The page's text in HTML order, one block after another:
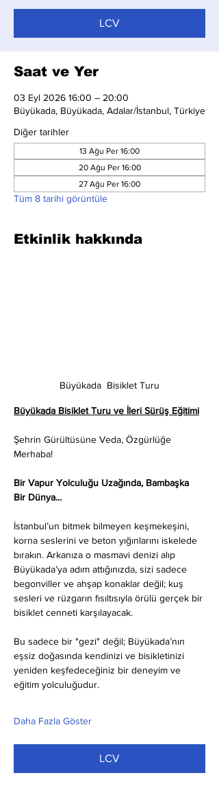
LCV
Saat ve Yer
03 Eyl 2026 16:00 – 20:00
Büyükada, Büyükada, Adalar/İstanbul, Türkiye
Diğer tarihler
13 Ağu Per 16:00
20 Ağu Per 16:00
27 Ağu Per 16:00
Tüm 8 tarihi görüntüle
Etkinlik hakkında
Büyükada  Bisiklet Turu
Büyükada Bisiklet Turu ve İleri Sürüş Eğitimi
Şehrin Gürültüsüne Veda, Özgürlüğe
Merhaba!
Bir Vapur Yolculuğu Uzağında, Bambaşka
Bir Dünya...
İstanbul’un bitmek bilmeyen keşmekeşini,
korna seslerini ve beton yığınlarını iskelede
bırakın. Arkanıza o masmavi denizi alıp
Büyükada’ya adım attığınızda, sizi sadece
begonviller ve ahşap konaklar değil; kuş
sesleri ve rüzgarın fısıltısıyla örülü gerçek bir
bisiklet cenneti karşılayacak.
Bu sadece bir "gezi" değil; Büyükada’nın
eşsiz doğasında kendinizi ve bisikletinizi
yeniden keşfedeceğiniz bir deneyim ve
eğitim yolculuğudur.
Daha Fazla Göster
LCV